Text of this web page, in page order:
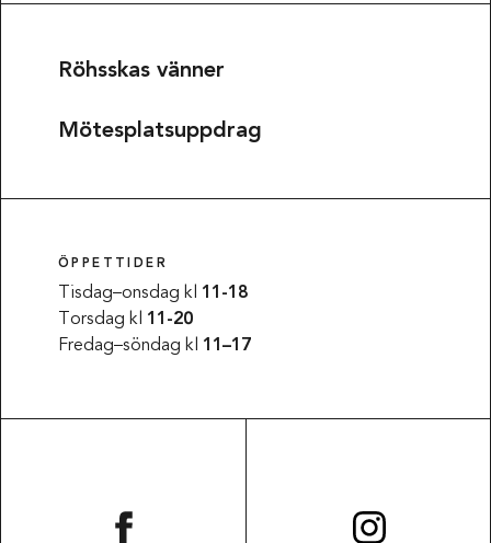
Röhsskas vänner
Mötesplatsuppdrag
ÖPPETTIDER
Tisdag–onsdag kl 11-18
Torsdag kl 11-20
Fredag–söndag kl 11–17